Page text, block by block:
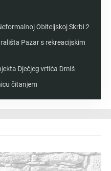
Obiteljskoj Skrbi 2
Pazar s rekreacijskim
Dječjeg vrtića Drniš
čitanjem